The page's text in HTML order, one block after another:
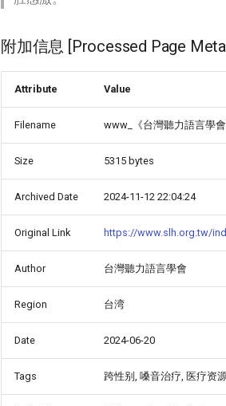
附加信息 [Processed Page
Attribute Value
Filename www_《台灣聽力語言學
Size 5315 bytes
Archived Date 2024-11-12 22:04:24
Original Link https://www.slh.org.tw/
Author 台灣聽力語言學會
Region 台湾
Date 2024-06-20
Tags 跨性别, 嗓音治疗, 医疗资